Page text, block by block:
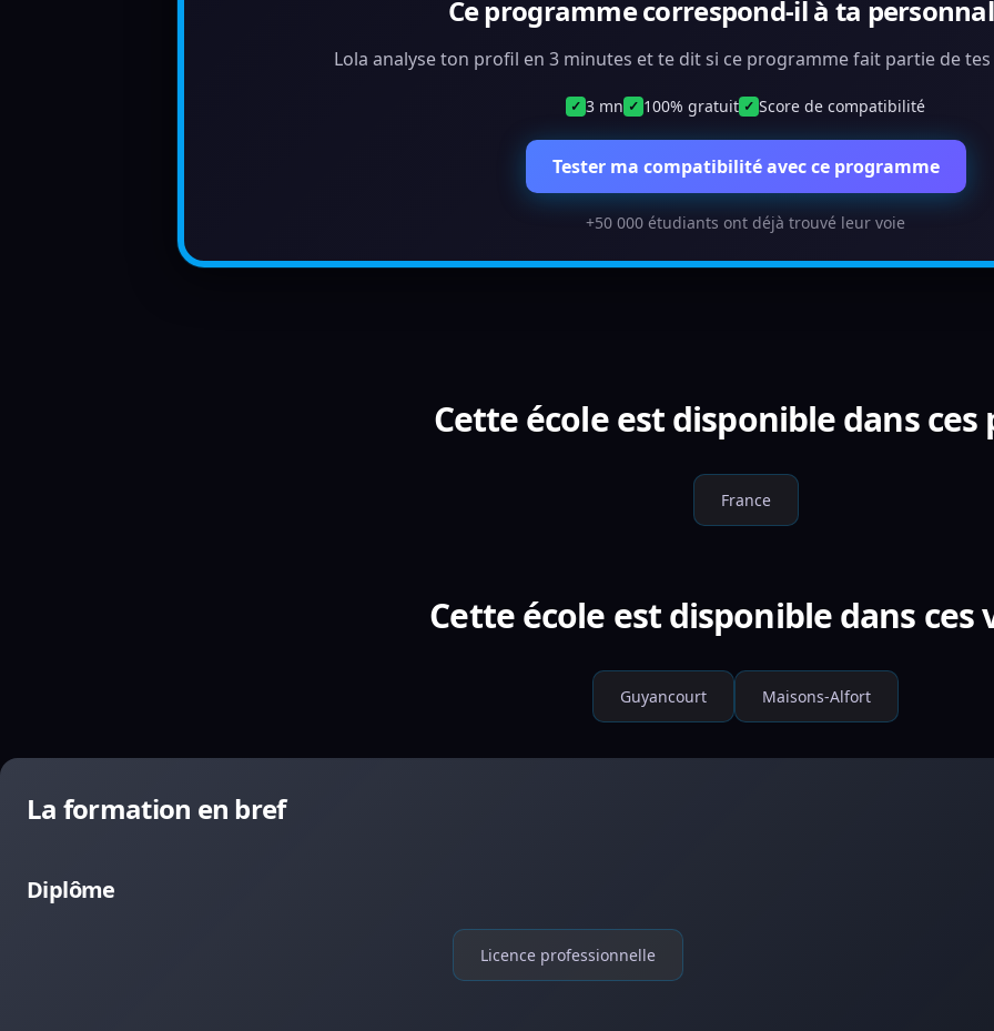
Ce programme correspond-il à ta
Lola analyse ton profil en 3 minutes et te dit si ce programme fait partie de
✓ 3 mn ✓ 100% gratuit ✓ Score de compatibilité
Tester ma compatibilité avec ce programme
+50 000 étudiants ont déjà trouvé leur voie
Cette école est disponible dans ces
France
Cette école est disponible dans ces
Guyancourt Maisons-Alfort
La formation en bref
Diplôme
Licence professionnelle